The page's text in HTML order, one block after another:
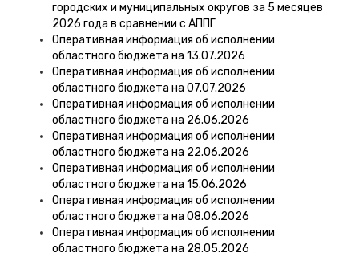
городских и муниципальных округов за 5 месяцев
2026 года в сравнении с АППГ
Оперативная информация об исполнении
областного бюджета на 13.07.2026
Оперативная информация об исполнении
областного бюджета на 07.07.2026
Оперативная информация об исполнении
областного бюджета на 26.06.2026
Оперативная информация об исполнении
областного бюджета на 22.06.2026
Оперативная информация об исполнении
областного бюджета на 15.06.2026
Оперативная информация об исполнении
областного бюджета на 08.06.2026
Оперативная информация об исполнении
областного бюджета на 28.05.2026